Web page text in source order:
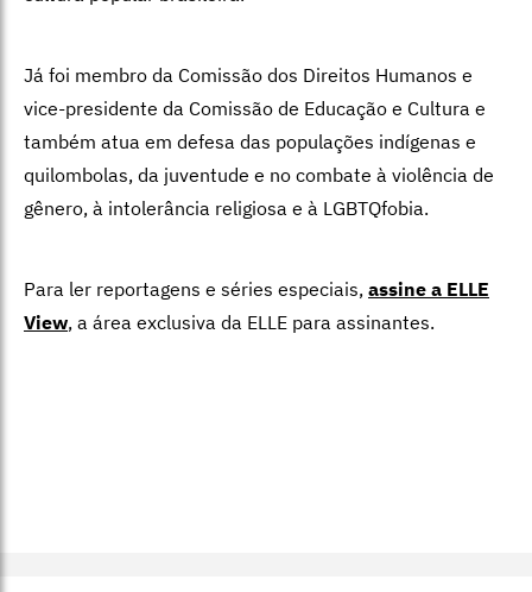
Já foi membro da Comissão dos Direitos Humanos e
vice-presidente da Comissão de Educação e Cultura e
também atua em defesa das populações indígenas e
quilombolas, da juventude e no combate à violência de
gênero, à intolerância religiosa e à LGBTQfobia.
Para ler reportagens e séries especiais, assine a ELLE
View, a área exclusiva da ELLE para assinantes.